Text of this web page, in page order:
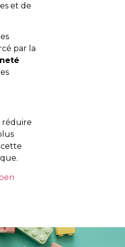
et de
par la
réduire